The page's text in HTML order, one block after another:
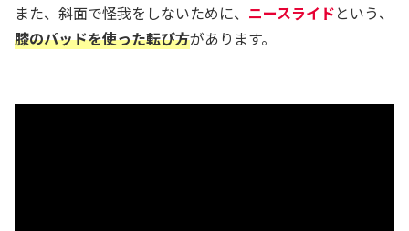
また、斜面で怪我をしないために、 ニースライドという、
膝のパッドを使った転び方があります。